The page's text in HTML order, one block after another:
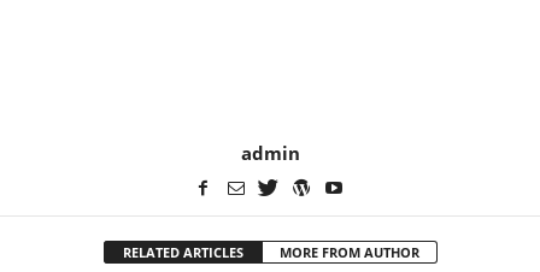
admin
RELATED ARTICLES MORE FROM AUTHOR